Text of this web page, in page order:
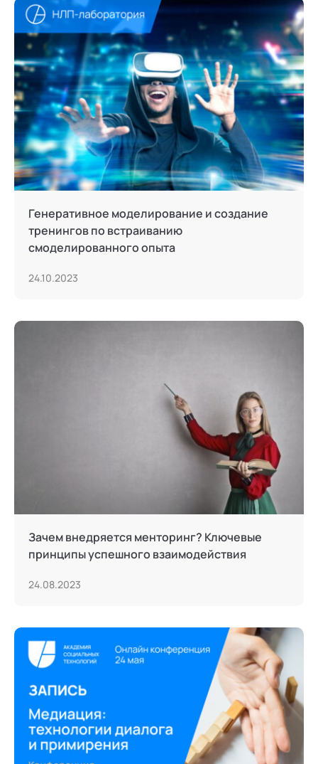
Генеративное моделирование и создание
тренингов по встраиванию
смоделированного опыта
24.10.2023
Зачем внедряется менторинг? Ключевые
принципы успешного взаимодействия
24.08.2023